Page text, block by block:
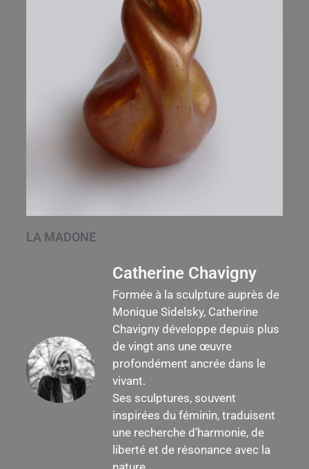
LA MADONE
Catherine Chavigny
Formée à la sculpture auprès de
Monique Sidelsky, Catherine
Chavigny développe depuis plus
de vingt ans une œuvre
profondément ancrée dans le
vivant.
Ses sculptures, souvent
inspirées du féminin, traduisent
une recherche d’harmonie, de
liberté et de résonance avec la